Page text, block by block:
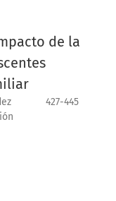
de la
427-445